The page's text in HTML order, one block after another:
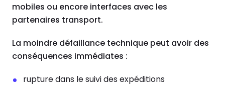
mobiles ou encore interfaces avec les
partenaires transport.
La moindre défaillance technique peut avoir des
conséquences immédiates :
rupture dans le suivi des expéditions